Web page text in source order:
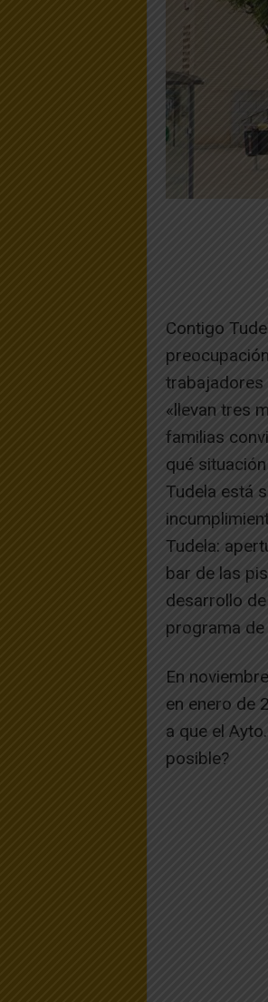
Contigo
trabajadores
«llevan tres
familias
qué
Tudela está
Tudela:
bar de las
desarrollo
programa de
En
en enero de
a que el
posible?